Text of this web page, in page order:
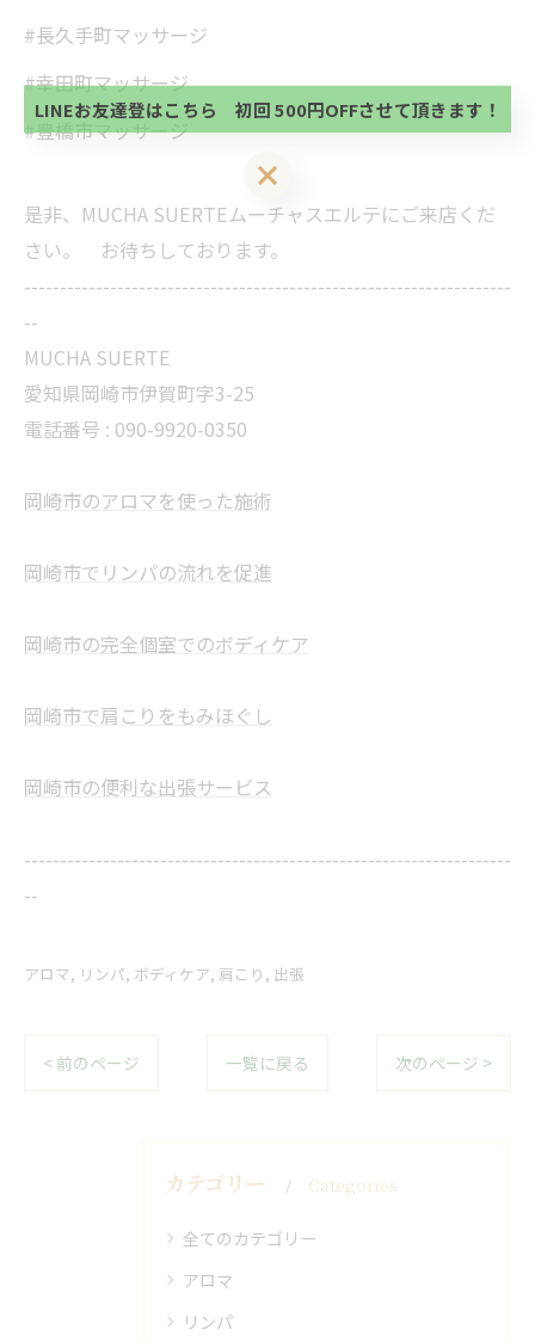
#長久手町マッサージ
#幸田町マッサージ
#豊橋市マッサージ
是非、MUCHA SUERTEムーチャスエルテにご来店くだ
さい。 お待ちしております。
--------------------------------------------------------------------
--
MUCHA SUERTE
愛知県岡崎市伊賀町字3-25
電話番号 : 090-9920-0350
岡崎市のアロマを使った施術
岡崎市でリンパの流れを促進
岡崎市の完全個室でのボディケア
岡崎市で肩こりをもみほぐし
岡崎市の便利な出張サービス
--------------------------------------------------------------------
--
アロマ リンパ ボディケア 肩こり 出張
< 前のページ 一覧に戻る 次のページ >
カテゴリー Categories
全てのカテゴリー
アロマ
リンパ
初回 500円OFFさせて頂きます。 既に 追加済の
方、不必要な方 お手数ですが、✖印でお閉じ下さ
い。
LINEお友達登はこちら 初回 500円OFFさせて頂きます！
方、不必要な方 お手数ですが、✖印でお閉じ下さ
LINEお友達登はこちら 初回 500円OFFさせて頂きます！